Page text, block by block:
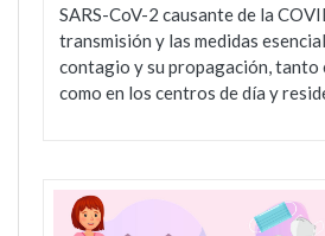
SARS-CoV-2 causante de la
transmisión y las medidas
contagio y su propagación, tanto
como en los centros de día y